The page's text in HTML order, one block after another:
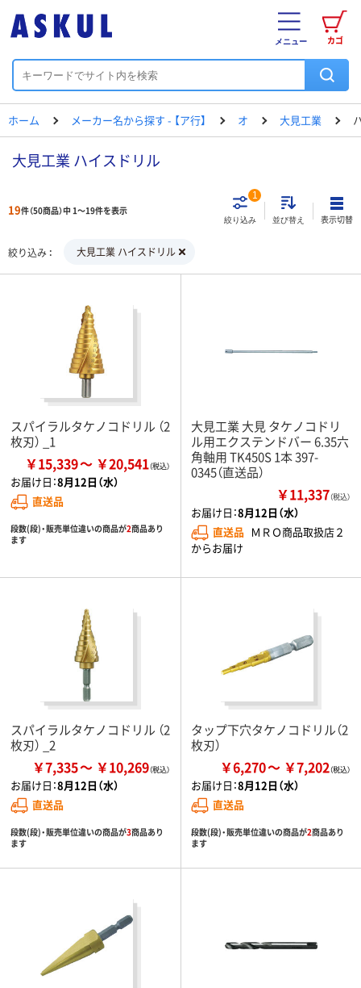
カゴ
メニュー
ホーム メーカー名から探す - 【ア行】 オ 大見工業
大見工業 ハイスドリル
19件（50商品）中 1～19件を表示
絞り込み
1
並び替え 表示切替
絞り込み 大見工業 ハイスドリル
スパイラルタケノコドリル （2
枚刃） _1
￥15,339 ￥20,541
お届け日：8月12日（水）
直送品
段数(段)・販売単位違いの商品が2商品あり
ます
大見工業 大見 タケノコドリ
ル用エクステンドバー 6.35六
角軸用 TK450S 1本 397-
0345（直送品）
￥11,337（税込）
お届け日：8月12日（水）
直送品 ＭＲＯ商品取扱店２
からお届け
スパイラルタケノコドリル （2
枚刃） _2
￥7,335 ￥10,269
お届け日：8月12日（水）
直送品
段数(段)・販売単位違いの商品が3商品あり
ます
タップ下穴タケノコドリル（2
枚刃）
￥6,270 ￥7,202
お届け日：8月12日（水）
直送品
段数(段)・販売単位違いの商品が2商品あり
ます